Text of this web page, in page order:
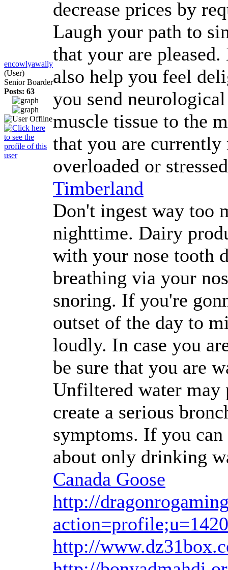
encowlyawally
(User)
Senior Boarder
Posts: 63
decrease prices by
Laugh your path to
that your are
also help you feel
you send
muscle tissue to the
that you are
overloaded or
Timberland
Don't ingest way too
nighttime. Dairy
with your nose tooth
breathing via your
snoring. If you're
outset of the day to
loudly. In case you
be sure that you are
Unfiltered water may
create a serious
symptoms. If you
about only drinking
Canada Goose
http://
http://